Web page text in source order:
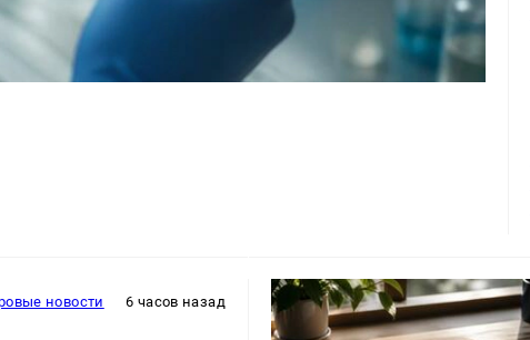
новости 6 часов назад